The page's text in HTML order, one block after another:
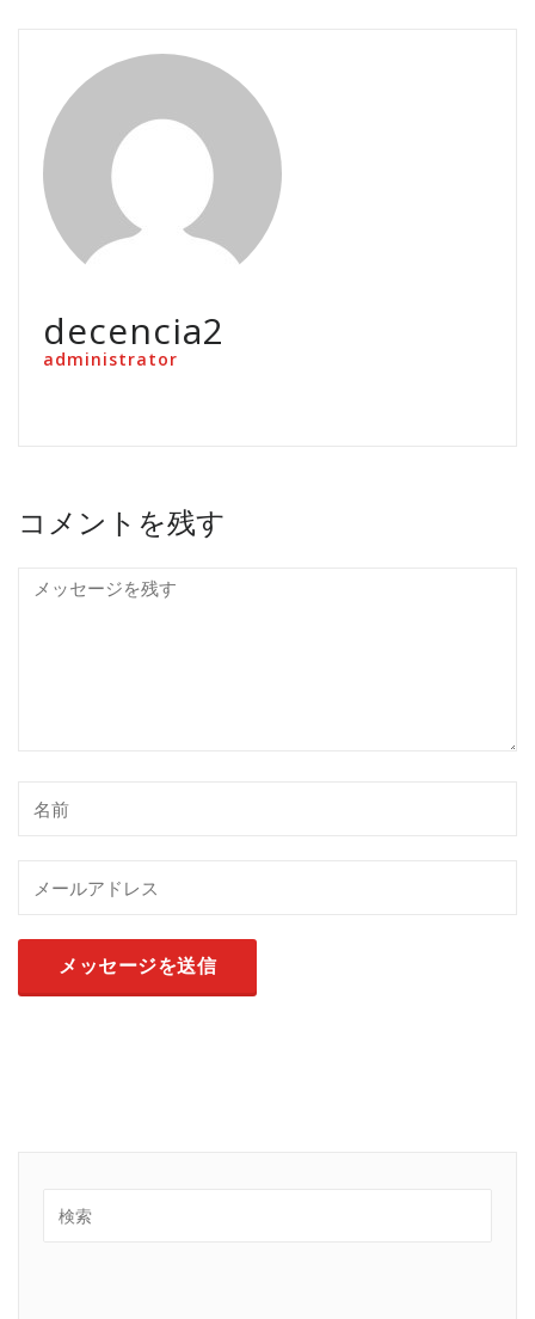
decencia2
administrator
コメントを残す